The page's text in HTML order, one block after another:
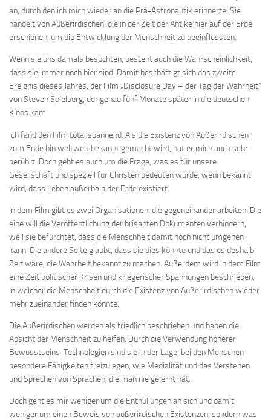
an, durch den ich mich wieder an die Prä-Astronautik erinnerte. Sie
handelt von Außerirdischen, die in der Zeit der Antike hier auf der Erde
erschienen, um die Entwicklung der Menschheit zu beeinflussten.
Wenn sie uns damals besuchten, besteht auch die Wahrscheinlichkeit,
dass sie immer noch hier sind. Damit beschäftigt sich das zweite
Ereignis dieses Jahres, der Film „Disclosure Day – der Tag der Wahrheit“
von Steven Spielberg, der genau fünf Monate später in die deutschen
Kinos kam.
Ich fand den Film total spannend. Als die Existenz von Außerirdischen
zum Ende hin weltweit bekannt gemacht wird, hat er mich auch sehr
berührt. Doch geht es auch um die Frage, was es für unsere
Gesellschaft und speziell für Christen bedeuten würde, wenn bekannt
wird, dass Leben außerhalb der Erde existiert.
In dem Film gibt es zwei Organisationen, die gegeneinander arbeiten. Die
eine will die Veröffentlichung der brisanten Dokumenten verhindern,
weil sie befürchtet, dass die Menschheit damit noch nicht umgehen
kann. Die andere Seite glaubt, dass sie dies könnte und das es deshalb
Zeit wäre, die Wahrheit bekannt zu machen. Außerdem wird in dem Film
eine Zeit politischer Krisen und kriegerischer Spannungen beschrieben,
in welcher die Menschheit durch die Existenz von Außerirdischen wieder
mehr zueinander finden könnte.
Die Außerirdischen werden als friedlich beschrieben und haben die
Absicht der Menschheit zu helfen. Durch die Verwendung höherer
Bewusstseins-Technologien sind sie in der Lage, bei den Menschen
besondere Fähigkeiten freizulegen, wie Medialität und das Verstehen
und Sprechen von Sprachen, die man nie gelernt hat.
Doch geht es mir weniger um die Enthüllungen an sich und damit
weniger um einen Beweis von außerirdischen Existenzen, sondern was